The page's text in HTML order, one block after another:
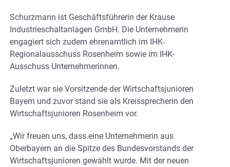
Schurzmann ist Geschäftsführerin der Krause
Industrieschaltanlagen GmbH. Die Unternehmerin
engagiert sich zudem ehrenamtlich im IHK-
Regionalausschuss Rosenheim sowie im IHK-
Ausschuss Unternehmerinnen.
Zuletzt war sie Vorsitzende der Wirtschaftsjunioren
Bayern und zuvor stand sie als Kreissprecherin den
Wirtschaftsjunioren Rosenheim vor.
„Wir freuen uns, dass eine Unternehmerin aus
Oberbayern an die Spitze des Bundesvorstands der
Wirtschaftsjunioren gewählt wurde. Mit der neuen